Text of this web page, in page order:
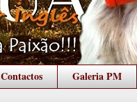
Contactos Galeria PM